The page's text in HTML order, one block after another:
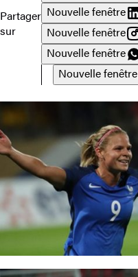
Partager
sur
Nouvelle fenêtre
Nouvelle fenêtre
Nouvelle fenêtre
Nouvelle fenêtre